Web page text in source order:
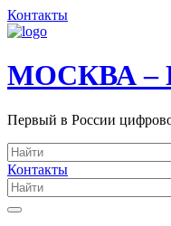
Контакты
МОСКВА –
Первый в России
Контакты